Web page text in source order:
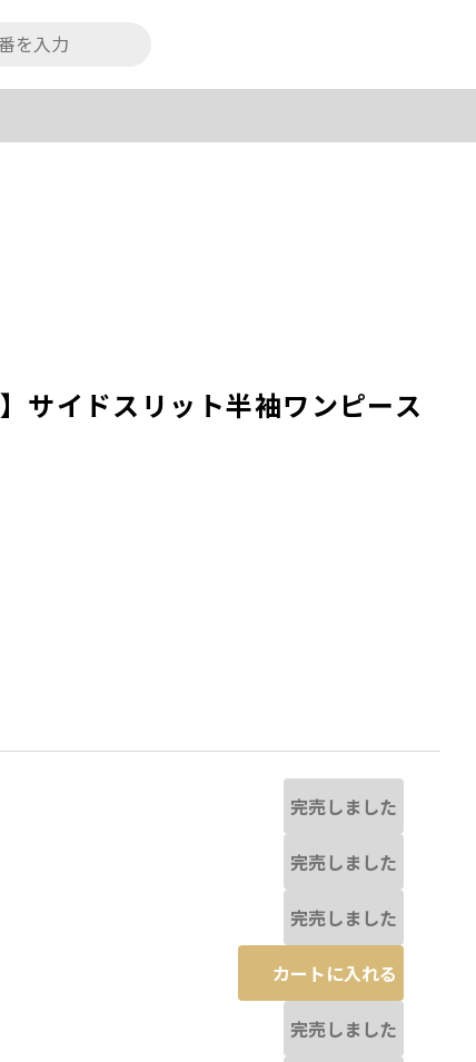
合があります。 ※撮影場所の関係上、着用
サイドスリット半袖ワンピース
完売しました
完売しました
完売しました
カートに入れる
完売しました